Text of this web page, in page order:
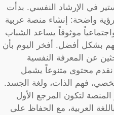
في الإرشاد النفسي. بدأت
مع جوا في عام 2020 برؤية واضحة: إنشاء منصة عربية
موثوقاً يساعد الشباب
بشكل أفضل. أفخر اليوم بأن
عن المعرفة النفسية
نقدم محتوى متنوعاً يشمل
فهم الذات، ولغة الجسد.
لتكون المرجع الأول
العربية، مع الحفاظ على